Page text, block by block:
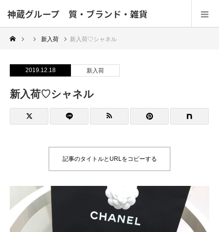
神蔵グループ 質・ブランド・雑貨
新入荷 新入荷♡シャネル
2019.12.18 新入荷
新入荷♡シャネル
記事のタイトルとURLをコピーする